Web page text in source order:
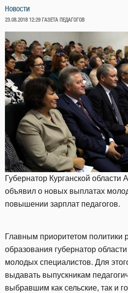
Новости
ОПУБЛИКОВАНО
23.08.2018 12:29 ГАЗЕТА ПЕДАГОГОВ
Губернатор Курганской области
объявил о новых выплатах
повышении зарплат педагогов.
Главным приоритетом политики
образования губернатор
молодых специалистов. Для
выдавать выпускникам
выбравшим как сельские, так и